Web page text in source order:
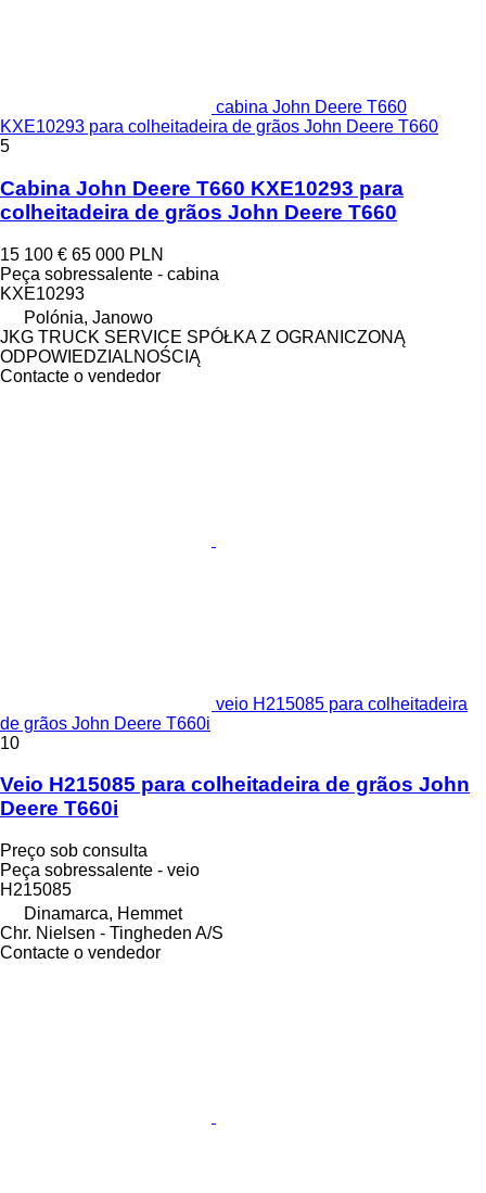
cabina John Deere T660
KXE10293 para colheitadeira de grãos John Deere T660
5
Cabina John Deere T660 KXE10293 para
colheitadeira de grãos John Deere T660
15 100 € 65 000 PLN
Peça sobressalente - cabina
KXE10293
Polónia, Janowo
JKG TRUCK SERVICE SPÓŁKA Z OGRANICZONĄ
ODPOWIEDZIALNOŚCIĄ
Contacte o vendedor
veio H215085 para colheitadeira
de grãos John Deere T660i
10
Veio H215085 para colheitadeira de grãos John
Deere T660i
Preço sob consulta
Peça sobressalente - veio
H215085
Dinamarca, Hemmet
Chr. Nielsen - Tingheden A/S
Contacte o vendedor